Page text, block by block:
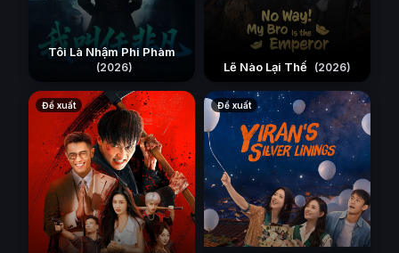
Tôi Là Nhậm Phi Phàm
(2026) Lẽ Nào Lại Thế (2026)
Đề xuất Đề xuất